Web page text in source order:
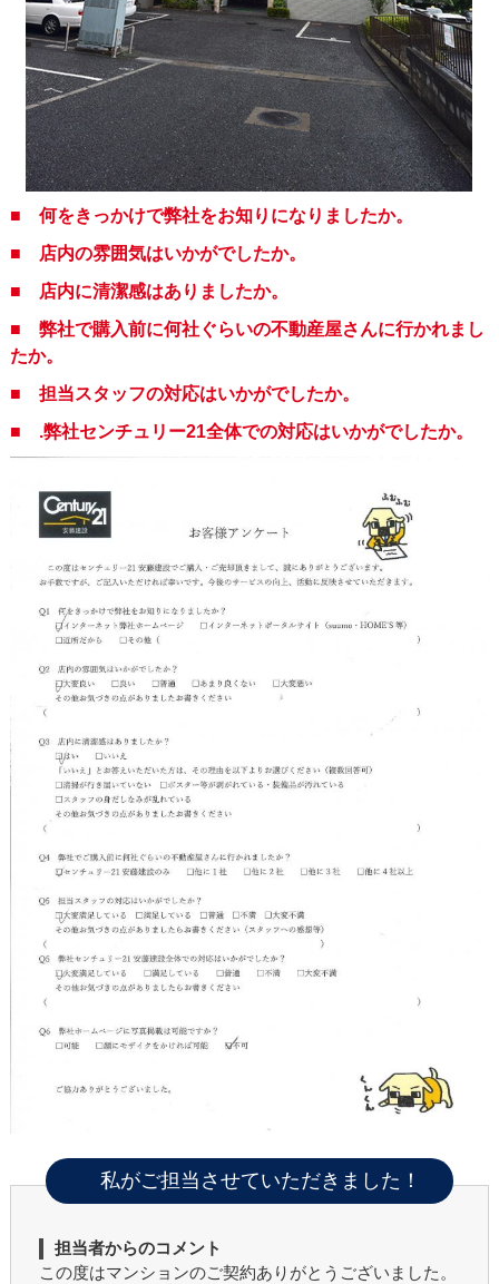
■ 何をきっかけで弊社をお知りになりましたか。
■ 店内の雰囲気はいかがでしたか。
■ 店内に清潔感はありましたか。
■ 弊社で購入前に何社ぐらいの不動産屋さんに行かれまし
たか。
■ 担当スタッフの対応はいかがでしたか。
■ .弊社センチュリー21全体での対応はいかがでしたか。
私がご担当させていただきました！
担当者からのコメント
この度はマンションのご契約ありがとうございました。